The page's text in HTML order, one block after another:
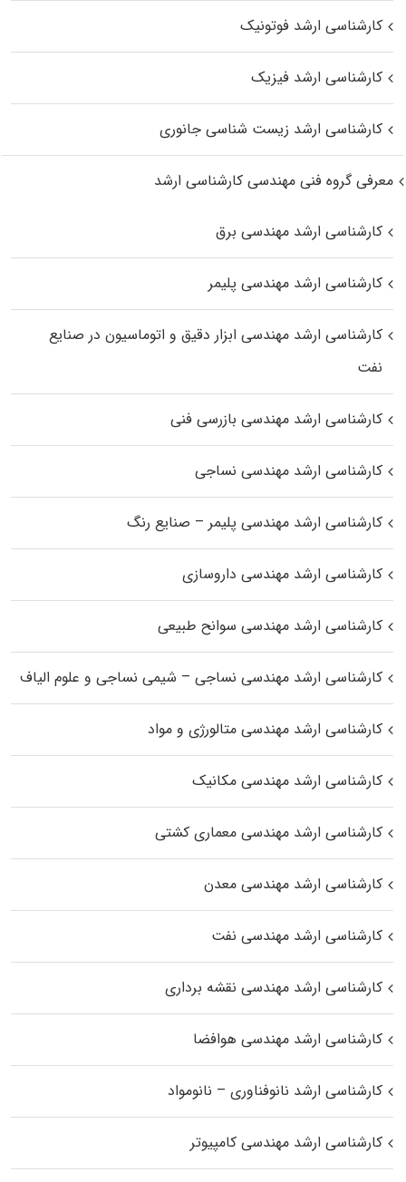
کارشناسی ارشد فوتونیک
کارشناسی ارشد فیزیک
کارشناسی ارشد زیست‌ شناسی جانوری
معرفی گروه فنی مهندسی کارشناسی ارشد
کارشناسی ارشد مهندسی برق
کارشناسی ارشد مهندسی پلیمر
کارشناسی ارشد مهندسی ابزار دقیق و اتوماسیون در صنایع
نفت
کارشناسی ارشد مهندسی بازرسی فنی
کارشناسی ارشد مهندسی نساجی
کارشناسی ارشد مهندسی پلیمر – صنایع رنگ
کارشناسی ارشد مهندسی داروسازی
کارشناسی ارشد مهندسی سوانح طبیعی
کارشناسی ارشد مهندسی نساجی – شیمی نساجی و علوم الیاف
کارشناسی ارشد مهندسی متالورژی و مواد
کارشناسی ارشد مهندسی مکانیک
کارشناسی ارشد مهندسی معماری کشتی
کارشناسی ارشد مهندسی معدن
کارشناسی ارشد مهندسی نفت
کارشناسی ارشد مهندسی نقشه برداری
کارشناسی ارشد مهندسی هوافضا
کارشناسی ارشد نانوفناوری – نانومواد
کارشناسی ارشد مهندسی کامپیوتر